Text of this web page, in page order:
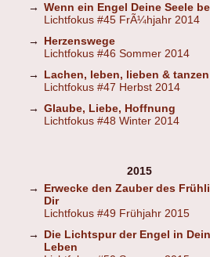
→ Wenn ein Engel Deine Seele
Lichtfokus #45 FrÃ¼hjahr 2014
→
Herzenswege
Lichtfokus #46 Sommer 2014
→
Lachen, leben, lieben & tanzen
Lichtfokus #47 Herbst 2014
→ Glaube, Liebe, Hoffnung
Lichtfokus #48 Winter 2014
2015
→
Erwecke den Zauber des
Dir
Lichtfokus #49 Frühjahr 2015
→
Die Lichtspur der Engel in
Leben